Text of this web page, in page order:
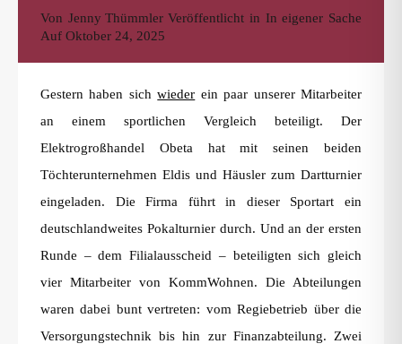
Von Jenny ThümmlerVeröffentlicht in In eigener Sache
Auf Oktober 24, 2025
Gestern haben sichwieder ein paar unserer Mitarbeiter
an einem sportlichen Vergleich beteiligt. Der
Elektrogroßhandel Obeta hat mit seinen beiden
Töchterunternehmen Eldis und Häusler zum Dartturnier
eingeladen. Die Firma führt in dieser Sportart ein
deutschlandweites Pokalturnier durch. Und an der ersten
Runde – dem Filialausscheid – beteiligten sich gleich
vier Mitarbeiter von KommWohnen. Die Abteilungen
waren dabei bunt vertreten: vom Regiebetrieb über die
Versorgungstechnik bis hin zur Finanzabteilung. Zwei